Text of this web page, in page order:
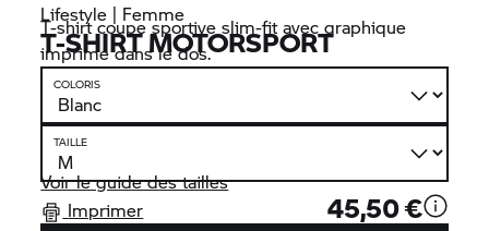
Lifestyle | Femme
T-SHIRT MOTORSPORT
T-shirt coupe sportive slim-fit avec graphique
imprimé dans le dos.
COLORIS
TAILLE
Voir le guide des tailles
Imprimer
45,50 €